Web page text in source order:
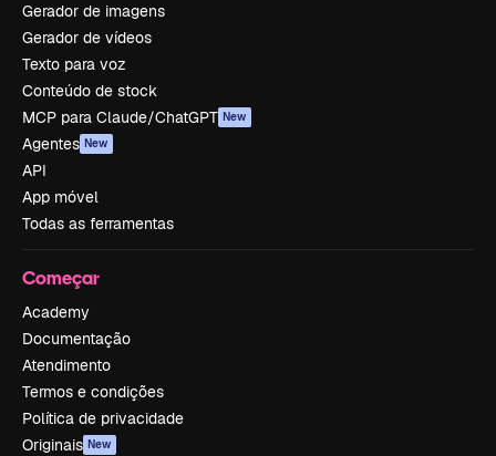
Gerador de imagens
Gerador de vídeos
Texto para voz
Conteúdo de stock
MCP para Claude/ChatGPT New
Agentes New
API
App móvel
Todas as ferramentas
Começar
Academy
Documentação
Atendimento
Termos e condições
Política de privacidade
Originais New